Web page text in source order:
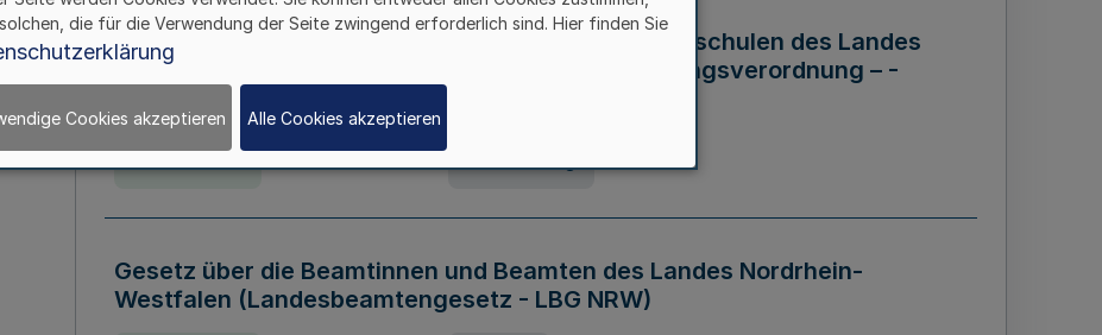
Verordnung über die Wirtschaftsführung der Hochschulen des Landes
Nordrhein-Westfalen (Hochschulwirtschaftsführungsverordnung – -
Gesetz über die Beamtinnen und Beamten des Landes Nordrhein-
Westfalen (Landesbeamtengesetz - LBG NRW)
die für die Verwendung der Seite zwingend erforderlich sind. Hier finden Sie
Cookies akzeptieren Alle Cookies akzeptieren